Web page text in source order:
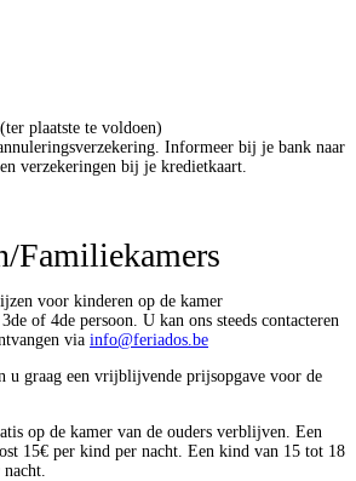
plaatste te voldoen)
Informeer bij je bank naar
verzekeringen bij je kredietkaart.
voor kinderen op de kamer
of 4de persoon. U kan ons steeds contacteren
via info@feriados.be
u graag een vrijblijvende prijsopgave voor de
op de kamer van de ouders verblijven. Een
15€ per kind per nacht. Een kind van 15 tot 18